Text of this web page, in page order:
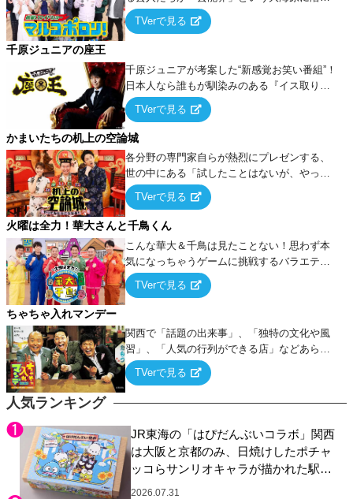
人気ランキング
JR東海の「はぴだんぶいコラボ」関西
は大阪と京都のみ、日焼けしたポチャ
ッコらサンリオキャラが描かれた駅弁
やグッズが登場
2026.07.31
出でて、新たなオモシロ人間を発掘する！
TVerで見る
千原ジュニアの座王
千原ジュニアが考案した“新感覚お笑い番組”！
日本人なら誰もが馴染みのある『イス取りゲ
ーム』をベースに、大喜利・ギャグ・モノボ
ケ・歌…など様々なお題で芸人がショートネ
タを競い合う！
TVerで見る
かまいたちの机上の空論城
各分野の専門家自らが熱烈にプレゼンする、
世の中にある「試したことはないが、やって
みたらこうなる！…ハズ」という“机上の空
論”に若手芸人らがカラダを張って挑む！
TVerで見る
火曜は全力！華大さんと千鳥くん
こんな華大＆千鳥は見たことない！思わず本
気になっちゃうゲームに挑戦するバラエティ
ー！
TVerで見る
ちゃちゃ入れマンデー
関西で「話題の出来事」、「独特の文化や風
習」、「人気の行列ができる店」などあらゆ
るテーマについて好き放題にちゃちゃを入れ
ていく関西色を前面に押し出したトークバラ
TVerで見る